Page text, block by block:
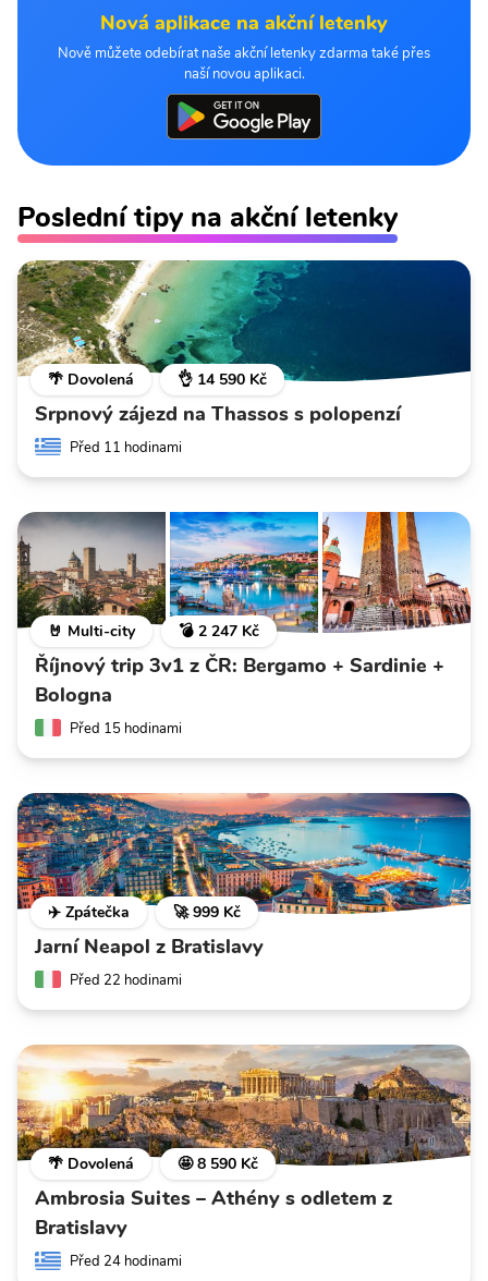
Nová aplikace na akční letenky
Nově můžete odebírat naše akční letenky zdarma také přes
naší novou aplikaci.
Poslední tipy na akční letenky
🌴 Dovolená 👌 14 590 Kč
Srpnový zájezd na Thassos s polopenzí
Před 11 hodinami
🤘 Multi-city 💣 2 247 Kč
Říjnový trip 3v1 z ČR: Bergamo + Sardinie +
Bologna
Před 15 hodinami
✈️ Zpátečka 🚀 999 Kč
Jarní Neapol z Bratislavy
Před 22 hodinami
🌴 Dovolená 🤩 8 590 Kč
Ambrosia Suites – Athény s odletem z
Bratislavy
Před 24 hodinami